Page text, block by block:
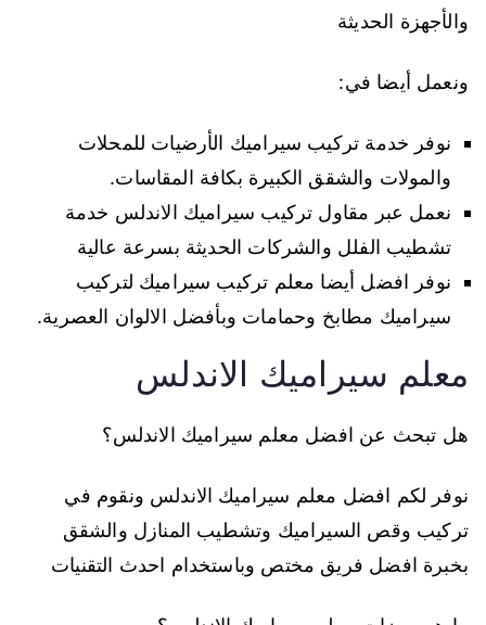
والأجهزة الحديثة
ونعمل أيضا في:
نوفر خدمة تركيب سيراميك الأرضيات للمحلات
والمولات والشقق الكبيرة بكافة المقاسات.
نعمل عبر مقاول تركيب سيراميك الاندلس خدمة
تشطيب الفلل والشركات الحديثة بسرعة عالية
نوفر افضل أيضا معلم تركيب سيراميك لتركيب
سيراميك مطابخ وحمامات وبأفضل الالوان العصرية.
معلم سيراميك الاندلس
هل تبحث عن افضل معلم سيراميك الاندلس؟
نوفر لكم افضل معلم سيراميك الاندلس ونقوم في
تركيب وقص السيراميك وتشطيب المنازل والشقق
بخبرة افضل فريق مختص وباستخدام احدث التقنيات